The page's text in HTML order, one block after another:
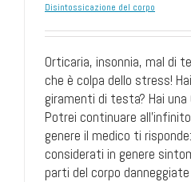
Disintossicazione del corpo
Orticaria, insonnia, mal di
che è colpa dello stress!
giramenti di testa? Hai
Potrei continuare
genere il medico ti
considerati in genere
parti del corpo